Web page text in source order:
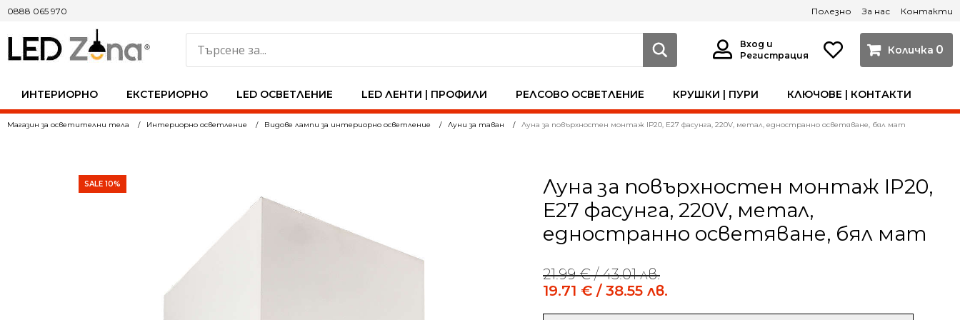
ИНТЕРИОРНО ЕКСТЕРИОРНО LED ОСВЕТЛЕНИЕ LED ЛЕНТИ | ПРОФИЛИ РЕЛСОВО ОСВЕТЛЕНИЕ КРУШКИ | ПУРИ КЛЮЧОВЕ | КОНТАКТИ
0
0888 065 970
Вход и
Регистрация
Полезно За нас Контакти
Магазин за осветителни тела Интериорно осветление Видове лампи за интериорно осветление Луни за таван Луна за повърхностен монтаж IP20, Е27 фасунга, 220V, метал, едностранно осветяване, бял мат
SALE 10%
Луна за повърхностен монтаж IP20,
Е27 фасунга, 220V, метал,
едностранно осветяване, бял мат
21.99€/ 43.01 лв.
Original
price
19.71 € / 38.55 лв.
Current
price